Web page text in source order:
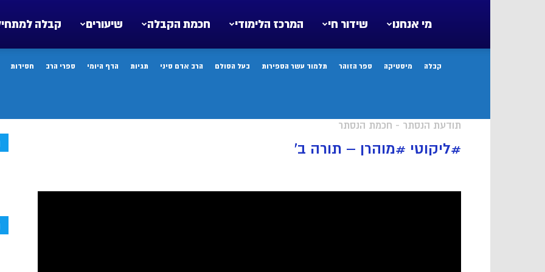
קבלה שיעורים חכמת הקבלה המרכז הלימודי שידור חי מי אנחנו
קבלה מיסטיקה ספר הזוהר תלמוד עשר הספירות בעל הסולם הרב אדם סיני תגיות הדף היומי ספרי הרב חסידות
תודעת הנסתר - חכמת הנסתר
#ליקוטי #מוהרן – תורה ב’